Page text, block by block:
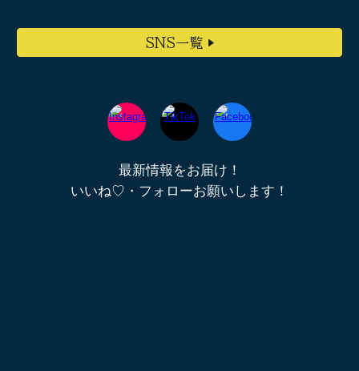
SNS一覧 ▶︎
最新情報をお届け！
いいね♡・フォローお願いします！